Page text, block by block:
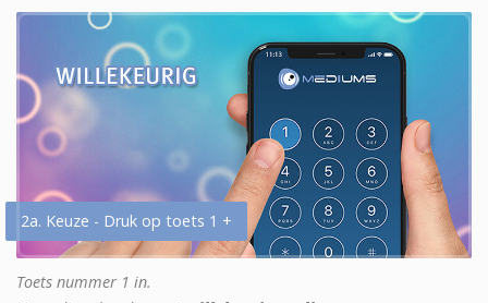
2a. Keuze - Druk op toets 1 +
Toets nummer 1 in.